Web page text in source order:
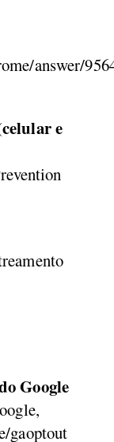
answer/
e
Google
gaoptout